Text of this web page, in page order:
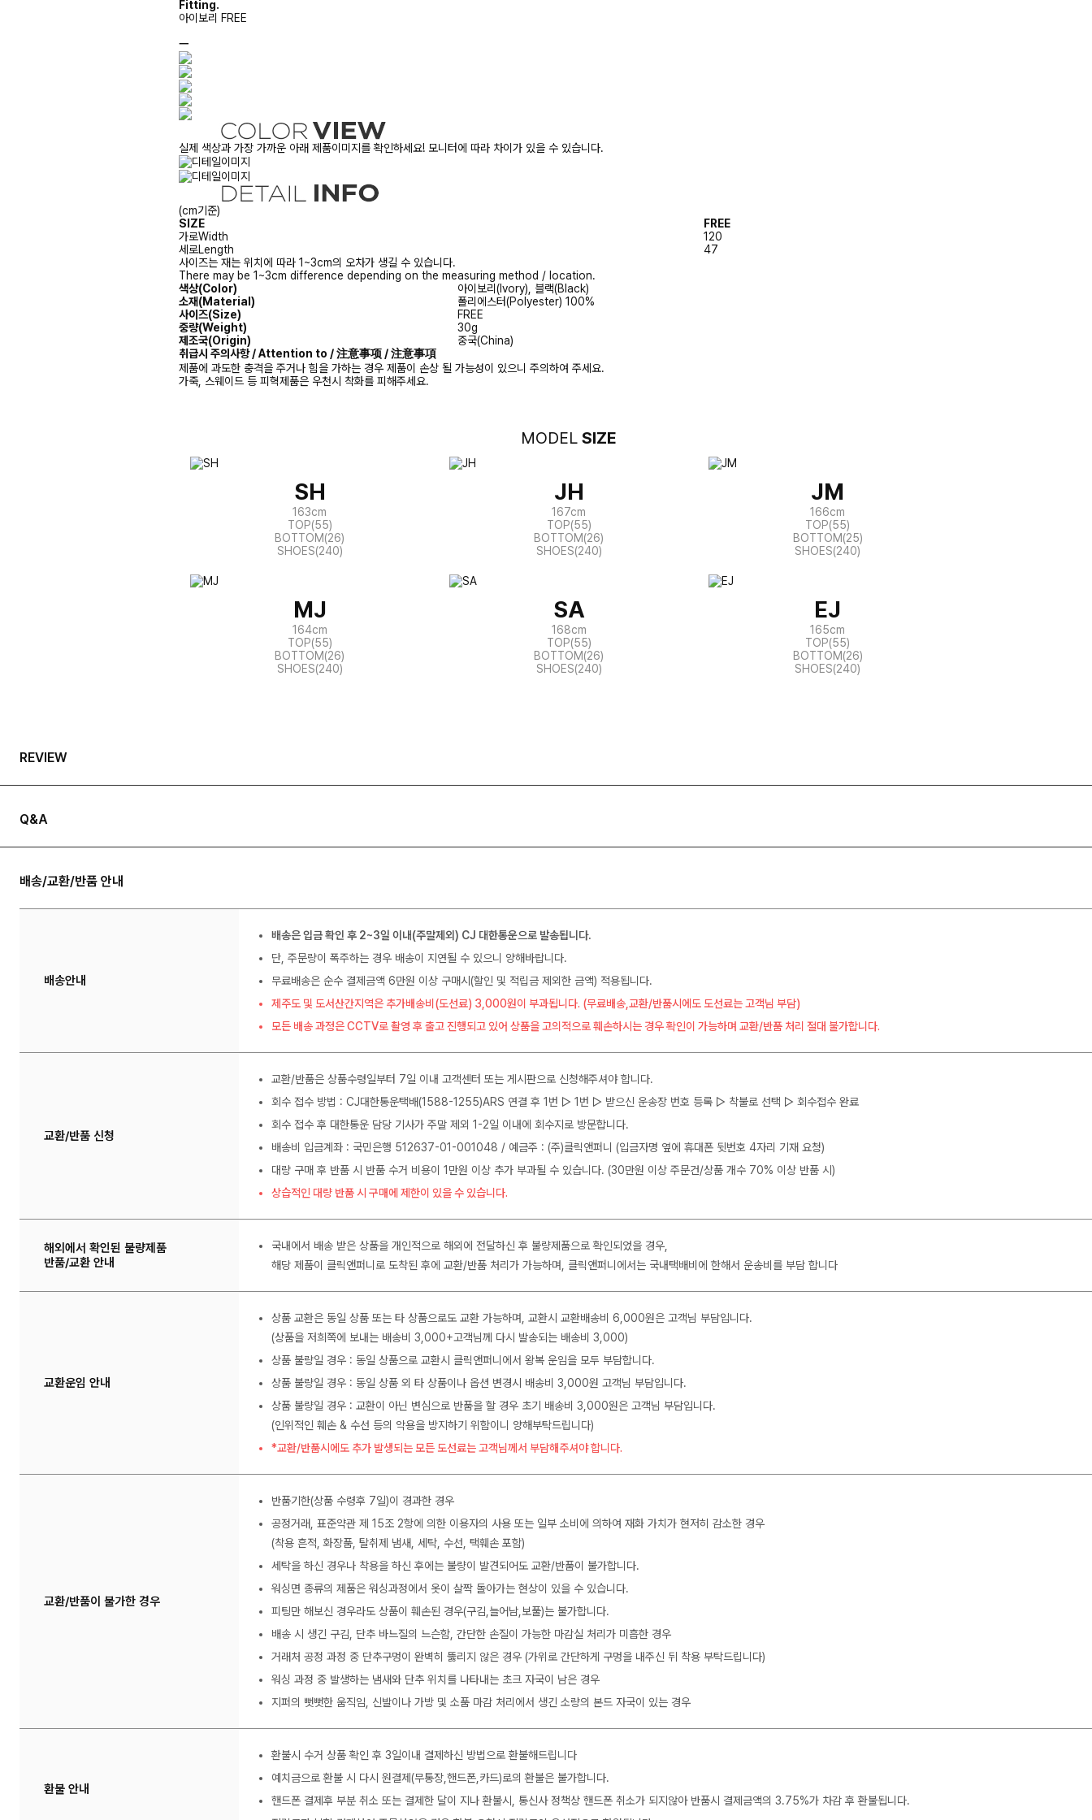
Fitting.
아이보리 FREE
ㅡ
실제 색상과 가장 가까운 아래 제품이미지를 확인하세요! 모니터에 따라 차이가 있을 수 있습니다.
(cm기준)
SIZE
FREE
가로Width
120
세로Length
47
사이즈는 재는 위치에 따라 1~3cm의 오차가 생길 수 있습니다.
There may be 1~3cm difference depending on the measuring method / location.
색상(Color)
아이보리(Ivory), 블랙(Black)
소재(Material)
폴리에스터(Polyester) 100%
사이즈(Size)
FREE
중량(Weight)
30g
제조국(Origin)
중국(China)
취급시 주의사항 / Attention to / 注意事项 / 注意事項
제품에 과도한 충격을 주거나 힘을 가하는 경우 제품이 손상 될 가능성이 있으니 주의하여 주세요.
가죽, 스웨이드 등 피혁제품은 우천시 착화를 피해주세요.
MODEL SIZE
SH
163cm
TOP(55)
BOTTOM(26)
SHOES(240)
JH
167cm
TOP(55)
BOTTOM(26)
SHOES(240)
JM
166cm
TOP(55)
BOTTOM(25)
SHOES(240)
MJ
164cm
TOP(55)
BOTTOM(26)
SHOES(240)
SA
168cm
TOP(55)
BOTTOM(26)
SHOES(240)
EJ
165cm
TOP(55)
BOTTOM(26)
SHOES(240)
REVIEW
Q&A
배송/교환/반품 안내
배송안내
배송은 입금 확인 후 2~3일 이내(주말제외) CJ 대한통운으로 발송됩니다.
단, 주문량이 폭주하는 경우 배송이 지연될 수 있으니 양해바랍니다.
무료배송은 순수 결제금액 6만원 이상 구매시(할인 및 적립금 제외한 금액) 적용됩니다.
제주도 및 도서산간지역은 추가배송비(도선료) 3,000원이 부과됩니다. (무료배송,교환/반품시에도 도선료는 고객님 부담)
모든 배송 과정은 CCTV로 촬영 후 출고 진행되고 있어 상품을 고의적으로 훼손하시는 경우 확인이 가능하며 교환/반품 처리 절대 불가합니다.
교환/반품 신청
교환/반품은 상품수령일부터 7일 이내 고객센터 또는 게시판으로 신청해주셔야 합니다.
회수 접수 방법 : CJ대한통운택배(1588-1255)ARS 연결 후 1번 ▷ 1번 ▷ 받으신 운송장 번호 등록 ▷ 착불로 선택 ▷ 회수접수 완료
회수 접수 후 대한통운 담당 기사가 주말 제외 1-2일 이내에 회수지로 방문합니다.
배송비 입금계좌 : 국민은행 512637-01-001048 / 예금주 : (주)클릭앤퍼니 (입금자명 옆에 휴대폰 뒷번호 4자리 기재 요청)
대량 구매 후 반품 시 반품 수거 비용이 1만원 이상 추가 부과될 수 있습니다. (30만원 이상 주문건/상품 개수 70% 이상 반품 시)
상습적인 대량 반품 시 구매에 제한이 있을 수 있습니다.
해외에서 확인된 불량제품
반품/교환 안내
국내에서 배송 받은 상품을 개인적으로 해외에 전달하신 후 불량제품으로 확인되었을 경우,
해당 제품이 클릭앤퍼니로 도착된 후에 교환/반품 처리가 가능하며, 클릭앤퍼니에서는 국내택배비에 한해서 운송비를 부담 합니다
교환운임 안내
상품 교환은 동일 상품 또는 타 상품으로도 교환 가능하며, 교환시 교환배송비 6,000원은 고객님 부담입니다.
(상품을 저희쪽에 보내는 배송비 3,000+고객님께 다시 발송되는 배송비 3,000)
상품 불량일 경우 : 동일 상품으로 교환시 클릭앤퍼니에서 왕복 운임을 모두 부담합니다.
상품 불량일 경우 : 동일 상품 외 타 상품이나 옵션 변경시 배송비 3,000원 고객님 부담입니다.
상품 불량일 경우 : 교환이 아닌 변심으로 반품을 할 경우 초기 배송비 3,000원은 고객님 부담입니다.
(인위적인 훼손 & 수선 등의 악용을 방지하기 위함이니 양해부탁드립니다)
*교환/반품시에도 추가 발생되는 모든 도선료는 고객님께서 부담해주셔야 합니다.
교환/반품이 불가한 경우
반품기한(상품 수령후 7일)이 경과한 경우
공정거래, 표준약관 제 15조 2항에 의한 이용자의 사용 또는 일부 소비에 의하여 재화 가치가 현저히 감소한 경우
(착용 흔적, 화장품, 탈취제 냄새, 세탁, 수선, 택훼손 포함)
세탁을 하신 경우나 착용을 하신 후에는 불량이 발견되어도 교환/반품이 불가합니다.
워싱면 종류의 제품은 워싱과정에서 옷이 살짝 돌아가는 현상이 있을 수 있습니다.
피팅만 해보신 경우라도 상품이 훼손된 경우(구김,늘어남,보풀)는 불가합니다.
배송 시 생긴 구김, 단추 바느질의 느슨함, 간단한 손질이 가능한 마감실 처리가 미흡한 경우
거래처 공정 과정 중 단추구멍이 완벽히 뚫리지 않은 경우 (가위로 간단하게 구멍을 내주신 뒤 착용 부탁드립니다)
워싱 과정 중 발생하는 냄새와 단추 위치를 나타내는 초크 자국이 남은 경우
지퍼의 뻣뻣한 움직임, 신발이나 가방 및 소품 마감 처리에서 생긴 소량의 본드 자국이 있는 경우
환불 안내
환불시 수거 상품 확인 후 3일이내 결제하신 방법으로 환불해드립니다
예치금으로 환불 시 다시 원결제(무통장,핸드폰,카드)로의 환불은 불가합니다.
핸드폰 결제후 부분 취소 또는 결제한 달이 지나 환불시, 통신사 정책상 핸드폰 취소가 되지않아 반품시 결제금액의 3.75%가 차감 후 환불됩니다.